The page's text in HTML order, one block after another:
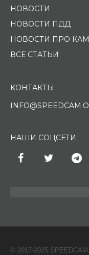
НОВОСТИ
НОВОСТИ ПДД
НОВОСТИ ПРО
ВСЕ СТАТЬИ
КОНТАКТЫ:
НАШИ СОЦСЕТИ:
© 2017-2025